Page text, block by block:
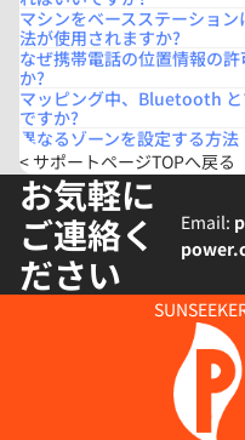
マシンをベースステーショ
法が使用されますか?
なぜ携帯電話の位置情報の
か?
マッピング中、Bluetooth
ですか?
異なるゾーンを設定する方法
< サポートページTOPへ戻る
お気軽に
ご連絡く
ださい
Email: